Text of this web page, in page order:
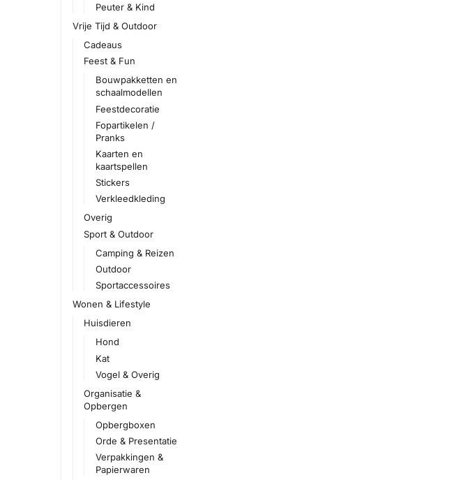
Peuter & Kind
Vrije Tijd & Outdoor
Cadeaus
Feest & Fun
Bouwpakketten en
schaalmodellen
Feestdecoratie
Fopartikelen /
Pranks
Kaarten en
kaartspellen
Stickers
Verkleedkleding
Overig
Sport & Outdoor
Camping & Reizen
Outdoor
Sportaccessoires
Wonen & Lifestyle
Huisdieren
Hond
Kat
Vogel & Overig
Organisatie &
Opbergen
Opbergboxen
Orde & Presentatie
Verpakkingen &
Papierwaren